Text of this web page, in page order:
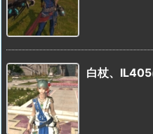
白杖、IL405